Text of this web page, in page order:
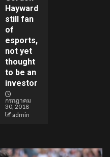
Hayward
still fan
of
esports,
not yet
thought
to be an
investor
กรกฎาคม
30, 2018
admin